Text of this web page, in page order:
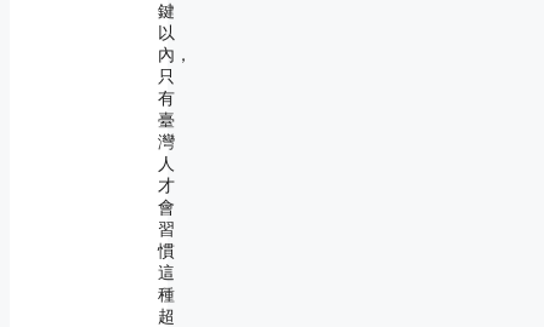
鍵
以
內，
只
有
臺
灣
人
才
會
習
慣
這
種
超